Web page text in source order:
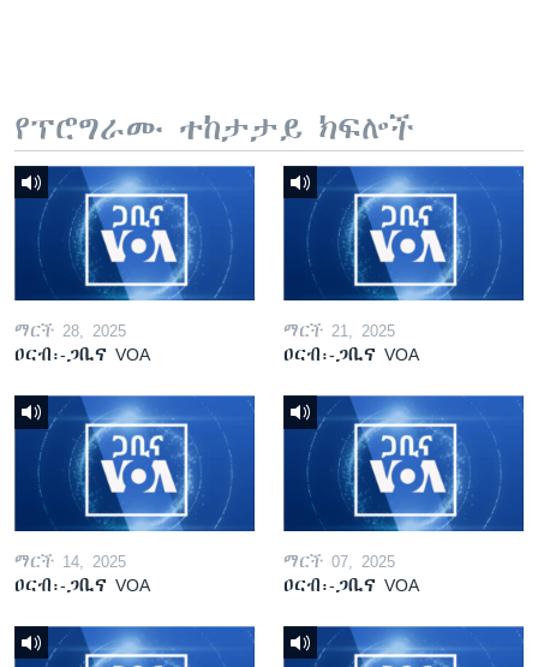
የፕሮግራሙ ተከታታይ ክፍሎች
ማርች 28, 2025
ዐርብ፡-ጋቢና VOA
ማርች 21, 2025
ዐርብ፡-ጋቢና VOA
ማርች 14, 2025
ዐርብ፡-ጋቢና VOA
ማርች 07, 2025
ዐርብ፡-ጋቢና VOA